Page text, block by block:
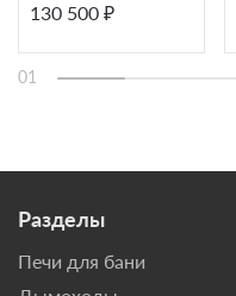
пристенный
130 500 ₽
01
Разделы
Печи для бани